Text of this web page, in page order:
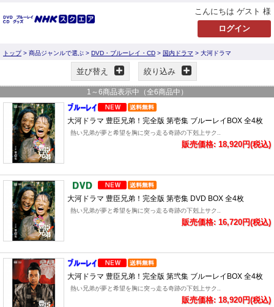
こんにちは ゲスト 様
トップ> 商品ジャンルで選ぶ > DVD・ブルーレイ・CD > 国内ドラマ > 大河ドラマ
並び替え 絞り込み
1 ～ 6商品表示中（全6商品中）
大河ドラマ 豊臣兄弟！完全版 第壱集 ブルーレイBOX 全4枚
熱い兄弟が夢と希望を胸に突っ走る奇跡の下剋上サク..
販売価格: 18,920円(税込)
大河ドラマ 豊臣兄弟！完全版 第壱集 DVD BOX 全4枚
熱い兄弟が夢と希望を胸に突っ走る奇跡の下剋上サク..
販売価格: 16,720円(税込)
大河ドラマ 豊臣兄弟！完全版 第弐集 ブルーレイBOX 全4枚
熱い兄弟が夢と希望を胸に突っ走る奇跡の下剋上サク..
販売価格: 18,920円(税込)